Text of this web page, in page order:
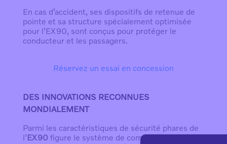
En cas d’accident, ses dispositifs de retenue de
pointe et sa structure spécialement optimisée
pour l’EX90, sont conçus pour protéger le
conducteur et les passagers.
Réservez un essai en concession
DES INNOVATIONS RECONNUES
MONDIALEMENT
Parmi les caractéristiques de sécurité phares de
l’EX90 figure le système de compréhension du